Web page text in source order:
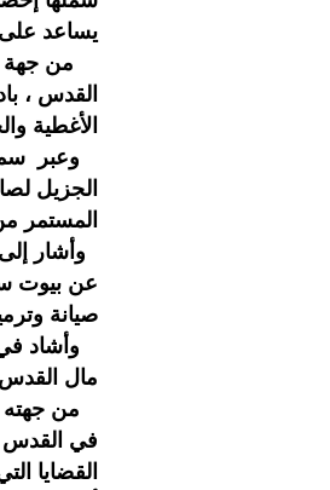
يساعد على
القدس ،
الأغطية
وعبر
الجزيل
المستمر
وأشار
عن بيوت
صيانة
وأشاد في
مال
من جهته
القضايا